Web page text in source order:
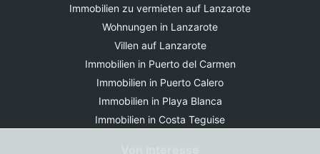
Immobilien zu vermieten auf Lanzarote
Wohnungen in Lanzarote
Villen auf Lanzarote
Immobilien in Puerto del Carmen
Immobilien in Puerto Calero
Immobilien in Playa Blanca
Immobilien in Costa Teguise